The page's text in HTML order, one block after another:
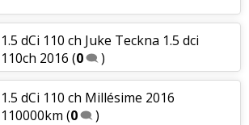
1.5 dCi 110 ch Juke Teckna 1.5 dci
110ch 2016 (0 )
1.5 dCi 110 ch Millésime 2016
110000km (0 )